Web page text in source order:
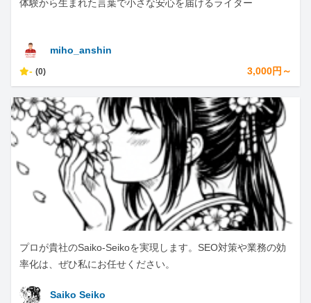
体験から生まれた言葉で小さな安心を届けるライター
miho_anshin
- (0) 3,000円～
プロが貴社のSaiko-Seikoを実現します。SEO対策や業務の効
率化は、ぜひ私にお任せください。
Saiko Seiko